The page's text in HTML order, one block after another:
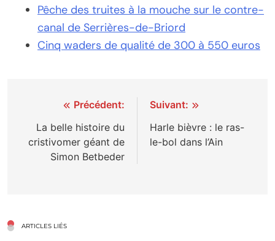
Pêche des truites à la mouche sur le contre-
canal de Serrières-de-Briord
Cinq waders de qualité de 300 à 550 euros
Navigation
l’article
Précédent:
La belle histoire du
cristivomer géant de
Simon Betbeder
Suivant:
Harle bièvre : le ras-
le-bol dans l’Ain
ARTICLES LIÉS